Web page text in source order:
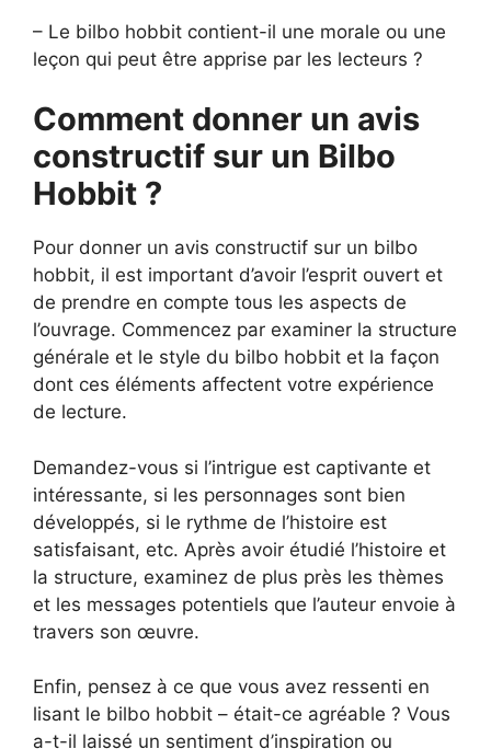
– Le bilbo hobbit contient-il une morale ou une
leçon qui peut être apprise par les lecteurs ?
Comment donner un avis
constructif sur un Bilbo
Hobbit ?
Pour donner un avis constructif sur un bilbo
hobbit, il est important d’avoir l’esprit ouvert et
de prendre en compte tous les aspects de
l’ouvrage. Commencez par examiner la structure
générale et le style du bilbo hobbit et la façon
dont ces éléments affectent votre expérience
de lecture.
Demandez-vous si l’intrigue est captivante et
intéressante, si les personnages sont bien
développés, si le rythme de l’histoire est
satisfaisant, etc. Après avoir étudié l’histoire et
la structure, examinez de plus près les thèmes
et les messages potentiels que l’auteur envoie à
travers son œuvre.
Enfin, pensez à ce que vous avez ressenti en
lisant le bilbo hobbit – était-ce agréable ? Vous
a-t-il laissé un sentiment d’inspiration ou